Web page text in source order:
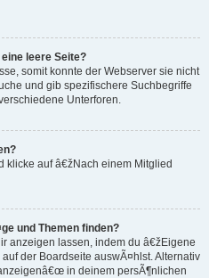
leere Seite?
somit konnte der Webserver sie nicht
und gib spezifischere Suchbegriffe
Unterforen.
auf â€žNach einem Mitglied
und Themen finden?
anzeigen lassen, indem du â€žEigene
der Boardseite auswÃ¤hlst. Alternativ
in deinem persÃ¶nlichen